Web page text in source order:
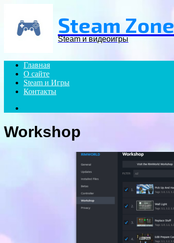
Steam Zone
Steam и видеоигры
Главная
О сайте
Steam и Игры
Контакты
Workshop